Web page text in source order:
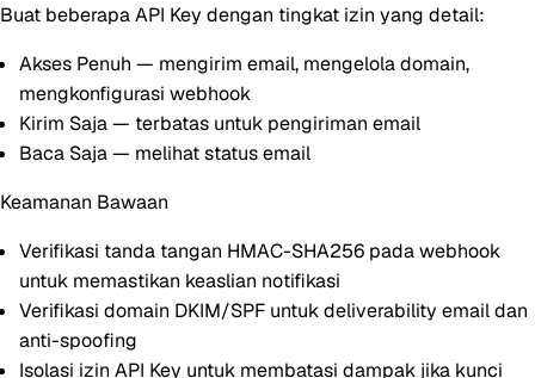
Buat beberapa API Key dengan tingkat izin yang detail:
Akses Penuh — mengirim email, mengelola domain,
mengkonfigurasi webhook
Kirim Saja— terbatas untuk pengiriman email
Baca Saja— melihat status email
Keamanan Bawaan
Verifikasi tanda tangan HMAC-SHA256 pada webhook
untuk memastikan keaslian notifikasi
Verifikasi domain DKIM/SPF untuk deliverability email dan
anti-spoofing
Isolasi izin API Key untuk membatasi dampak jika kunci